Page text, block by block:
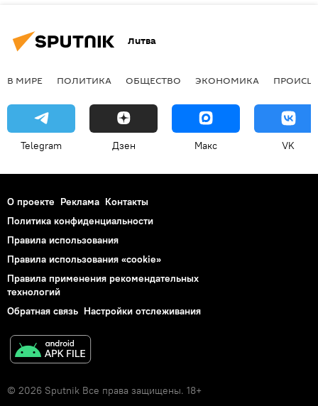
Литва
В МИРЕ ПОЛИТИКА ОБЩЕСТВО ЭКОНОМИКА
Telegram Дзен Макс VK
О проекте Реклама Контакты
Политика конфиденциальности
Правила использования
Правила использования «cookie»
Правила применения рекомендательных
технологий
Обратная связь Настройки отслеживания
© 2026 Sputnik Все права защищены. 18+